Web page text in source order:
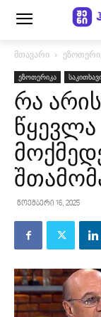
მთავარი
ეზოთერიკა
რა
ნოემბერი 16, 2025